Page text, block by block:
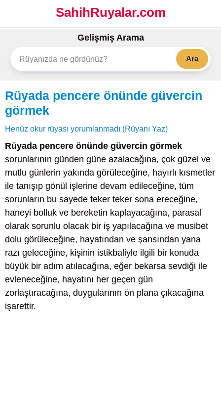
SahihRuyalar.com
Gelişmiş Arama
Ara
Rüyada pencere önünde güvercin
görmek
Henüz okur rüyası yorumlanmadı (Rüyanı Yaz)
Rüyada pencere önünde güvercin görmek
sorunlarının günden güne azalacağına, çok güzel ve
mutlu günlerin yakında görüleceğine, hayırlı kısmetler
ile tanışıp gönül işlerine devam edileceğine, tüm
sorunların bu sayede teker teker sona ereceğine,
haneyi bolluk ve bereketin kaplayacağına, parasal
olarak sorunlu olacak bir iş yapılacağına ve musibet
dolu görüleceğine, hayatından ve şansından yana
razı geleceğine, kişinin istikbaliyle ilgili bir konuda
büyük bir adım atılacağına, eğer bekarsa sevdiği ile
evleneceğine, hayatını her geçen gün
zorlaştıracağına, duygularının ön plana çıkacağına
işarettir.